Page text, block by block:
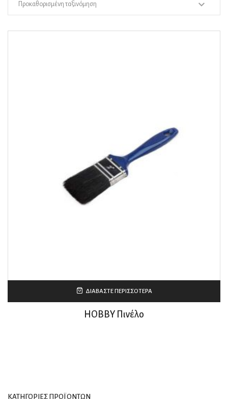
ΔΙΑΒΆΣΤΕ ΠΕΡΙΣΣΌΤΕΡΑ
ΗΟΒΒΥ Πινέλο
ΚΑΤΗΓΟΡΙΕΣ ΠΡΟΪΟΝΤΩΝ